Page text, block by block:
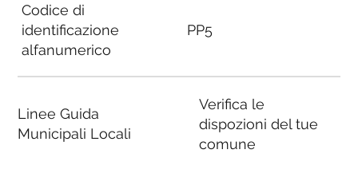
Codice di
identificazione
alfanumerico
Linee Guida
Municipali Locali
PP5
Verifica le
dispozioni del tue
comune